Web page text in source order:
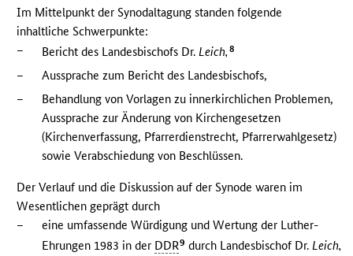
Im Mittelpunkt der Synodaltagung standen folgende
inhaltliche Schwerpunkte:
–
Bericht des Landesbischofs Dr.Leich,8
–
Aussprache zum Bericht des Landesbischofs,
–
Behandlung von Vorlagen zu innerkirchlichen Problemen,
Aussprache zur Änderung von Kirchengesetzen
(Kirchenverfassung, Pfarrerdienstrecht, Pfarrerwahlgesetz)
sowie Verabschiedung von Beschlüssen.
Der Verlauf und die Diskussion auf der Synode waren im
Wesentlichen geprägt durch
–
eine umfassende Würdigung und Wertung der Luther-
Ehrungen 1983 in der DDR9 durch Landesbischof Dr.Leich,